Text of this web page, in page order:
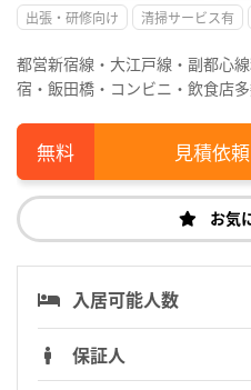
出張・研修向け
清掃サービス有
都営新宿線・大江戸線・副都心
宿・飯田橋・コンビニ・飲食店
見積依
お気
入居可能人数
保証人